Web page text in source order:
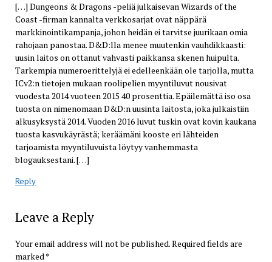
[…] Dungeons & Dragons -peliä julkaisevan Wizards of the
Coast -firman kannalta verkkosarjat ovat näppärä
markkinointikampanja, johon heidän ei tarvitse juurikaan omia
rahojaan panostaa. D&D:lla menee muutenkin vauhdikkaasti:
uusin laitos on ottanut vahvasti paikkansa skenen huipulta.
Tarkempia numeroerittelyjä ei edelleenkään ole tarjolla, mutta
ICv2:n tietojen mukaan roolipelien myyntiluvut nousivat
vuodesta 2014 vuoteen 2015 40 prosenttia. Epäilemättä iso osa
tuosta on nimenomaan D&D:n uusinta laitosta, joka julkaistiin
alkusyksystä 2014. Vuoden 2016 luvut tuskin ovat kovin kaukana
tuosta kasvukäyrästä; keräämäni kooste eri lähteiden
tarjoamista myyntiluvuista löytyy vanhemmasta
blogauksestani. […]
Reply
Leave a Reply
Your email address will not be published.Required fields are
marked*